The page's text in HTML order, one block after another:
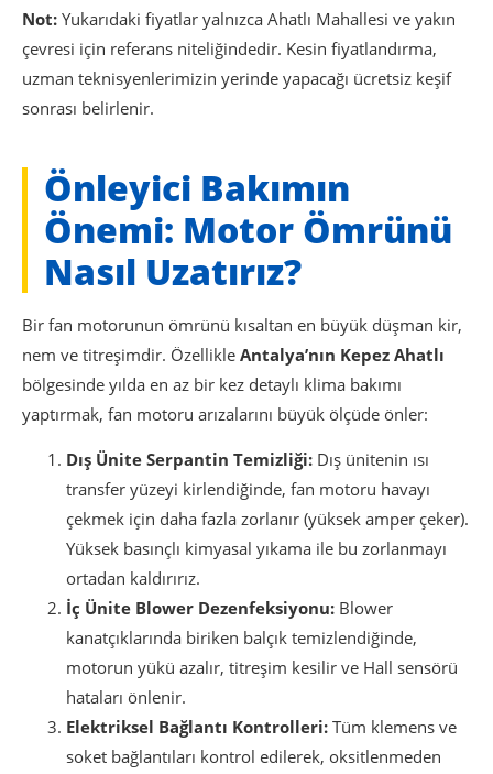
Not: Yukarıdaki fiyatlar yalnızca Ahatlı Mahallesi ve yakın
çevresi için referans niteliğindedir. Kesin fiyatlandırma,
uzman teknisyenlerimizin yerinde yapacağı ücretsiz keşif
sonrası belirlenir.
Önleyici Bakımın
Önemi: Motor Ömrünü
Nasıl Uzatırız?
Bir fan motorunun ömrünü kısaltan en büyük düşman kir,
nem ve titreşimdir. Özellikle Antalya’nın Kepez Ahatlı
bölgesinde yılda en az bir kez detaylı klima bakımı
yaptırmak, fan motoru arızalarını büyük ölçüde önler:
Dış Ünite Serpantin Temizliği: Dış ünitenin ısı
transfer yüzeyi kirlendiğinde, fan motoru havayı
çekmek için daha fazla zorlanır (yüksek amper çeker).
Yüksek basınçlı kimyasal yıkama ile bu zorlanmayı
ortadan kaldırırız.
İç Ünite Blower Dezenfeksiyonu: Blower
kanatçıklarında biriken balçık temizlendiğinde,
motorun yükü azalır, titreşim kesilir ve Hall sensörü
hataları önlenir.
Elektriksel Bağlantı Kontrolleri: Tüm klemens ve
soket bağlantıları kontrol edilerek, oksitlenmeden